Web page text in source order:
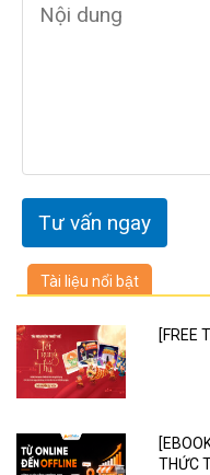
Tài liệu nổi bật
[FREE
THỨC